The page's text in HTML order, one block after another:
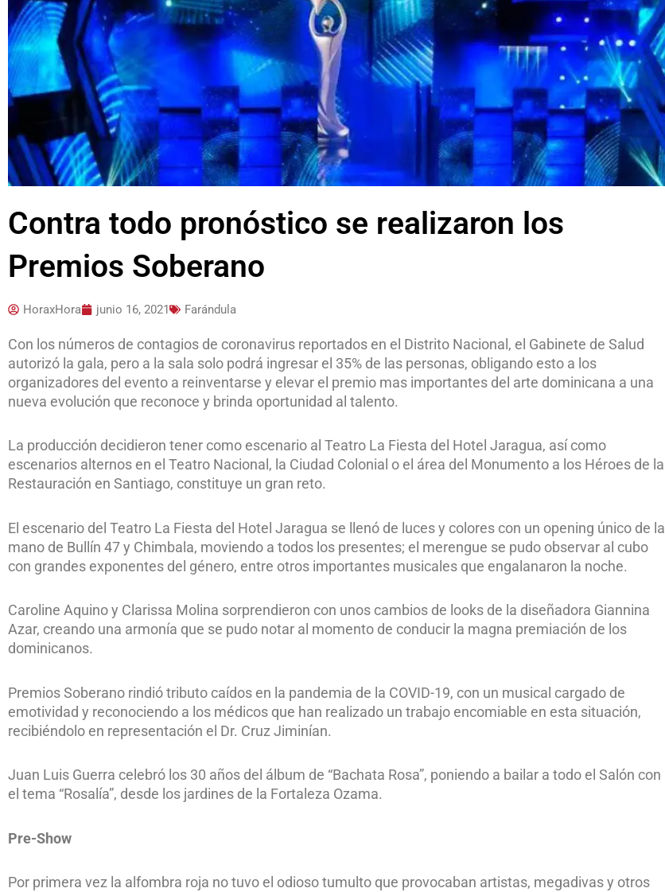
Contra todo pronóstico se realizaron los
Premios Soberano
HoraxHora junio 16, 2021 Farándula
Con los números de contagios de coronavirus reportados en el Distrito Nacional, el Gabinete de Salud
autorizó la gala, pero a la sala solo podrá ingresar el 35% de las personas, obligando esto a los
organizadores del evento a reinventarse y elevar el premio mas importantes del arte dominicana a una
nueva evolución que reconoce y brinda oportunidad al talento.
La producción decidieron tener como escenario al Teatro La Fiesta del Hotel Jaragua, así como
escenarios alternos en el Teatro Nacional, la Ciudad Colonial o el área del Monumento a los Héroes de la
Restauración en Santiago, constituye un gran reto.
El escenario del Teatro La Fiesta del Hotel Jaragua se llenó de luces y colores con un opening único de la
mano de Bullín 47 y Chimbala, moviendo a todos los presentes; el merengue se pudo observar al cubo
con grandes exponentes del género, entre otros importantes musicales que engalanaron la noche.
Caroline Aquino y Clarissa Molina sorprendieron con unos cambios de looks de la diseñadora Giannina
Azar, creando una armonía que se pudo notar al momento de conducir la magna premiación de los
dominicanos.
Premios Soberano rindió tributo caídos en la pandemia de la COVID-19, con un musical cargado de
emotividad y reconociendo a los médicos que han realizado un trabajo encomiable en esta situación,
recibiéndolo en representación el Dr. Cruz Jiminían.
Juan Luis Guerra celebró los 30 años del álbum de “Bachata Rosa”, poniendo a bailar a todo el Salón con
el tema “Rosalía”, desde los jardines de la Fortaleza Ozama.
Pre-Show
Por primera vez la alfombra roja no tuvo el odioso tumulto que provocaban artistas, megadivas y otros